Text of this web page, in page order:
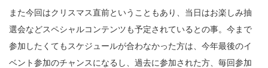
また今回はクリスマス直前ということもあり、当日はお楽しみ抽
選会などスペシャルコンテンツも予定されているとの事。今まで
参加したくてもスケジュールが合わなかった方は、今年最後のイ
ベント参加のチャンスになるし、過去に参加された方、毎回参加